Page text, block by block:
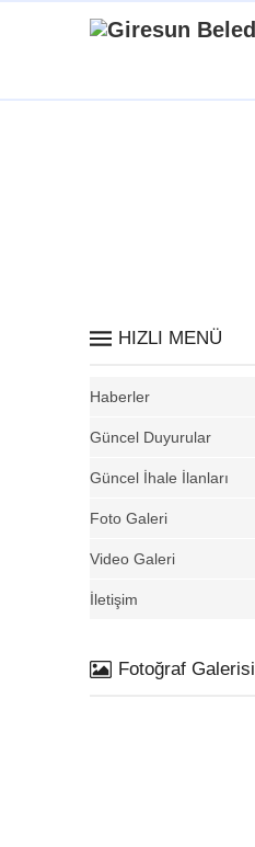
HIZLI MENÜ
Haberler
Güncel Duyurular
Güncel İhale İlanları
Foto Galeri
Video Galeri
İletişim
Fotoğraf Galerisi